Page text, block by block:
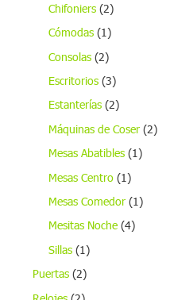
Chifoniers (2)
Cómodas (1)
Consolas (2)
Escritorios (3)
Estanterías (2)
Máquinas de Coser (2)
Mesas Abatibles (1)
Mesas Centro (1)
Mesas Comedor (1)
Mesitas Noche (4)
Sillas (1)
Puertas (2)